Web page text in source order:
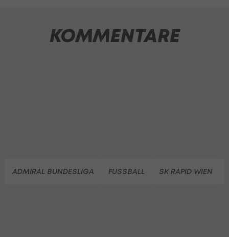
KOMMENTARE
ADMIRAL BUNDESLIGA FUSSBALL SK RAPID WIEN